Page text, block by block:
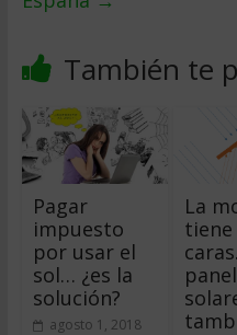
También te
Pagar
impuesto
por usar el
sol… ¿es la
solución?
agosto 1, 2018
La
tiene